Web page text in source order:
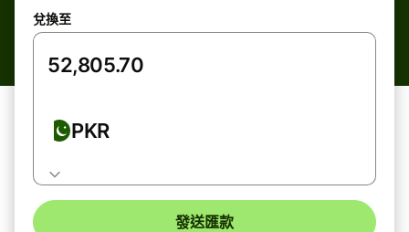
兌換至
PKR
發送匯款